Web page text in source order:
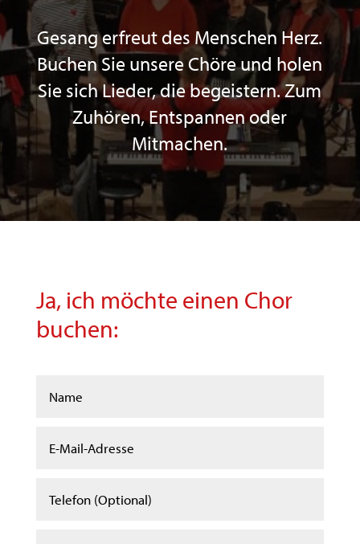
Gesang erfreut des Menschen Herz.
Buchen Sie unsere Chöre und holen
Sie sich Lieder, die begeistern. Zum
Zuhören, Entspannen oder
Mitmachen.
Ja, ich möchte einen Chor
buchen: